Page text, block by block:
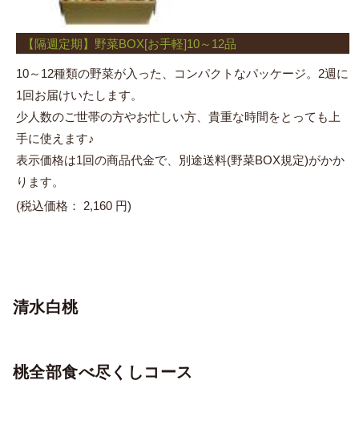
【隔週定期】野菜BOX[お手軽]10～12品
10～12種類の野菜が入った、コンパクトなパッケージ。2週に
1回お届けいたします。
少人数のご世帯の方やお忙しい方、貴重な時間をとっても上
手に使えます♪
表示価格は1回の商品代金で、別途送料(野菜BOX規定)がかか
ります。
(税込価格：
2,160 円)
清水白桃